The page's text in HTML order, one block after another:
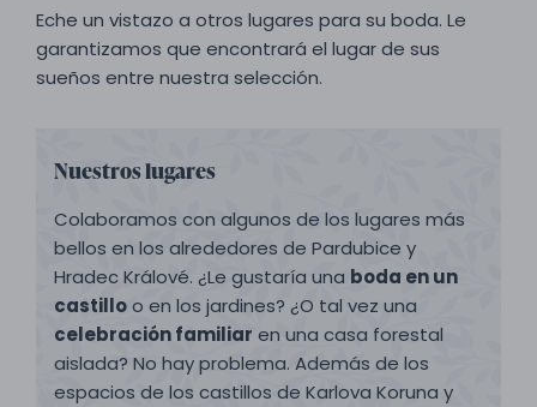
Eche un vistazo a otros lugares para su boda. Le
garantizamos que encontrará el lugar de sus
sueños entre nuestra selección.
Nuestros lugares
Colaboramos con algunos de los lugares más
bellos en los alrededores de Pardubice y
Hradec Králové. ¿Le gustaría una boda en un
castilloo en los jardines? ¿O tal vez una
celebración familiar en una casa forestal
aislada? No hay problema. Además de los
espacios de los castillos de Karlova Koruna y